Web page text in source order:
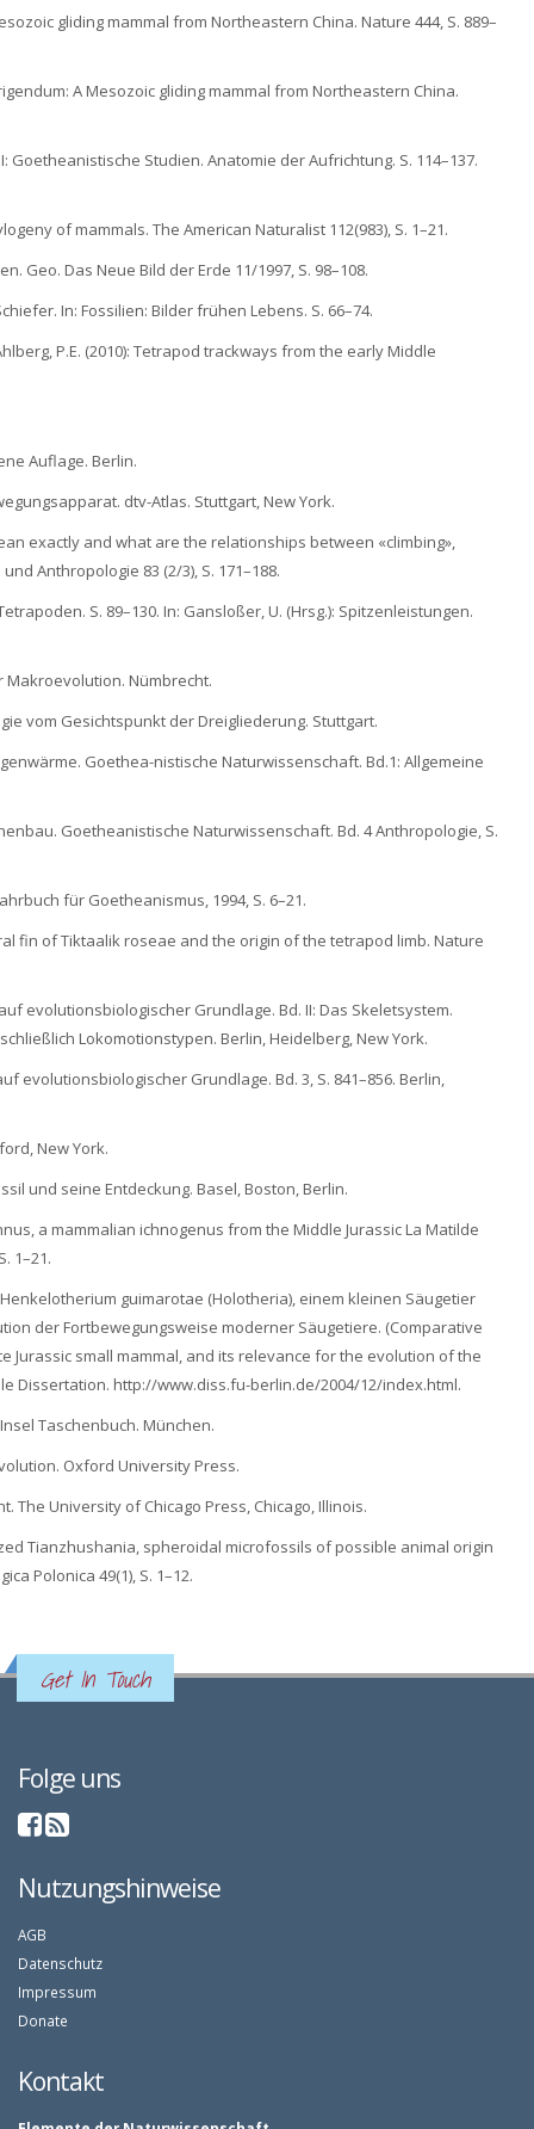
gliding mammal from Northeastern China. Nature 444, S. 889–
A Mesozoic gliding mammal from Northeastern China.
Goetheanistische Studien. Anatomie der Aufrichtung. S. 114–137.
of mammals. The American Naturalist 112(983), S. 1–21.
Geo. Das Neue Bild der Erde 11/1997, S. 98–108.
In: Fossilien: Bilder frühen Lebens. S. 66–74.
P.E. (2010): Tetrapod trackways from the early Middle
Auflage. Berlin.
dtv-Atlas. Stuttgart, New York.
exactly and what are the relationships between «climbing»,
Anthropologie 83 (2/3), S. 171–188.
S. 89–130. In: Gansloßer, U. (Hrsg.): Spitzenleistungen.
Makroevolution. Nümbrecht.
vom Gesichtspunkt der Dreigliederung. Stuttgart.
Goethea-nistische Naturwissenschaft. Bd.1: Allgemeine
Goetheanistische Naturwissenschaft. Bd. 4 Anthropologie, S.
für Goetheanismus, 1994, S. 6–21.
fin of Tiktaalik roseae and the origin of the tetrapod limb. Nature
evolutionsbiologischer Grundlage. Bd. II: Das Skeletsystem.
Lokomotionstypen. Berlin, Heidelberg, New York.
evolutionsbiologischer Grundlage. Bd. 3, S. 841–856. Berlin,
New York.
und seine Entdeckung. Basel, Boston, Berlin.
a mammalian ichnogenus from the Middle Jurassic La Matilde
1–21.
guimarotae (Holotheria), einem kleinen Säugetier
der Fortbewegungsweise moderner Säugetiere. (Comparative
Jurassic small mammal, and its relevance for the evolution of the
Dissertation. http://www.diss.fu-berlin.de/2004/12/index.html.
Taschenbuch. München.
Oxford University Press.
The University of Chicago Press, Chicago, Illinois.
Tianzhushania, spheroidal microfossils of possible animal origin
Polonica 49(1), S. 1–12.
Get In Touch
Folge uns
Nutzungshinweise
AGB
Datenschutz
Impressum
Donate
Kontakt